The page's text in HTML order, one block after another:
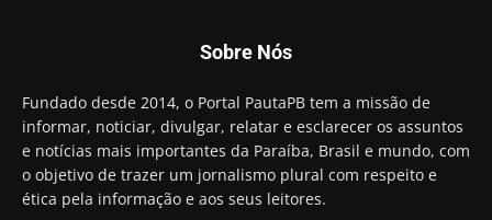
preso e faz vídeo na cadeia
Hugo Motta retira projeto que permitia bancos
"confiscar" dinheiro de clientes
01:49
Descaso da gestão Panta deixa crianças e
professoras 'ilhadas' em creche
00:16
Sobre Nós
Fundado desde 2014, o Portal PautaPB tem a missão de
informar, noticiar, divulgar, relatar e esclarecer os assuntos
e notícias mais importantes da Paraíba, Brasil e mundo, com
o objetivo de trazer um jornalismo plural com respeito e
ética pela informação e aos seus leitores.